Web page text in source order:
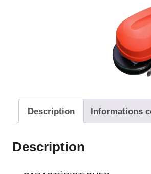
Description Informations
Description